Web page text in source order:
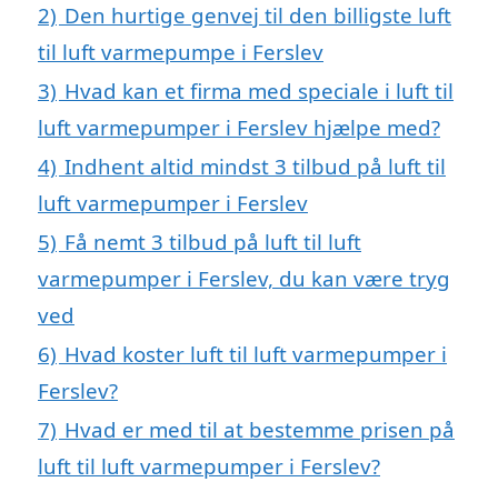
2) Den hurtige genvej til den billigste luft
til luft varmepumpe i Ferslev
3) Hvad kan et firma med speciale i luft til
luft varmepumper i Ferslev hjælpe med?
4) Indhent altid mindst 3 tilbud på luft til
luft varmepumper i Ferslev
5) Få nemt 3 tilbud på luft til luft
varmepumper i Ferslev, du kan være tryg
ved
6) Hvad koster luft til luft varmepumper i
Ferslev?
7) Hvad er med til at bestemme prisen på
luft til luft varmepumper i Ferslev?